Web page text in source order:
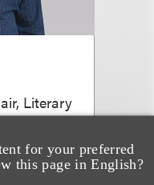
for your preferred
this page in English?
Literary